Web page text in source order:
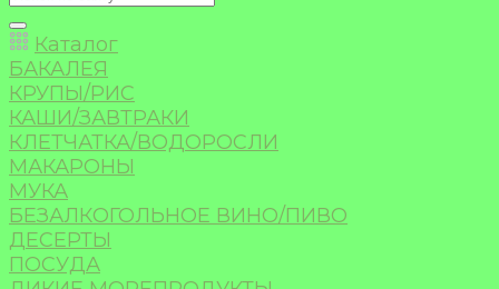
Каталог
БАКАЛЕЯ
КРУПЫ/РИС
КАШИ/ЗАВТРАКИ
КЛЕТЧАТКА/ВОДОРОСЛИ
МАКАРОНЫ
МУКА
БЕЗАЛКОГОЛЬНОЕ ВИНО/ПИВО
ДЕСЕРТЫ
ПОСУДА